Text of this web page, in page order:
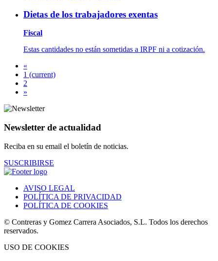
Dietas de los trabajadores exentas
Fiscal
Estas cantidades no están sometidas a IRPF ni a cotización.
«
1 (current)
2
»
Newsletter de actualidad
Reciba en su email el boletín de noticias.
SUSCRIBIRSE
AVISO LEGAL
POLÍTICA DE PRIVACIDAD
POLÍTICA DE COOKIES
© Contreras y Gomez Carrera Asociados, S.L. Todos los derechos
reservados.
USO DE COOKIES